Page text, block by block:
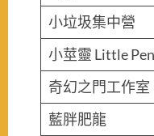
小垃圾集中營
小莖靈 Little
奇幻之門工作室
藍胖肥龍